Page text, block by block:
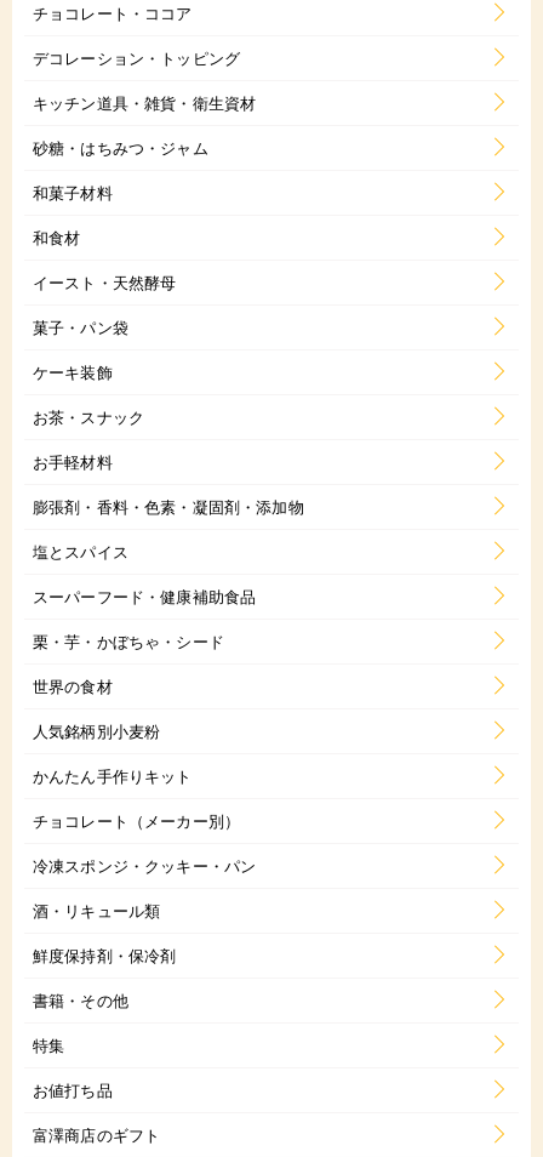
チョコレート・ココア
デコレーション・トッピング
キッチン道具・雑貨・衛生資材
砂糖・はちみつ・ジャム
和菓子材料
和食材
イースト・天然酵母
菓子・パン袋
ケーキ装飾
お茶・スナック
お手軽材料
膨張剤・香料・色素・凝固剤・添加物
塩とスパイス
スーパーフード・健康補助食品
栗・芋・かぼちゃ・シード
世界の食材
人気銘柄別小麦粉
かんたん手作りキット
チョコレート（メーカー別）
冷凍スポンジ・クッキー・パン
酒・リキュール類
鮮度保持剤・保冷剤
書籍・その他
特集
お値打ち品
富澤商店のギフト